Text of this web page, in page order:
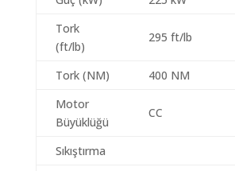
Tork
(ft/lb)
295 ft/lb
Tork (NM) 400 NM
Motor
Büyüklüğü
CC
Sıkıştırma